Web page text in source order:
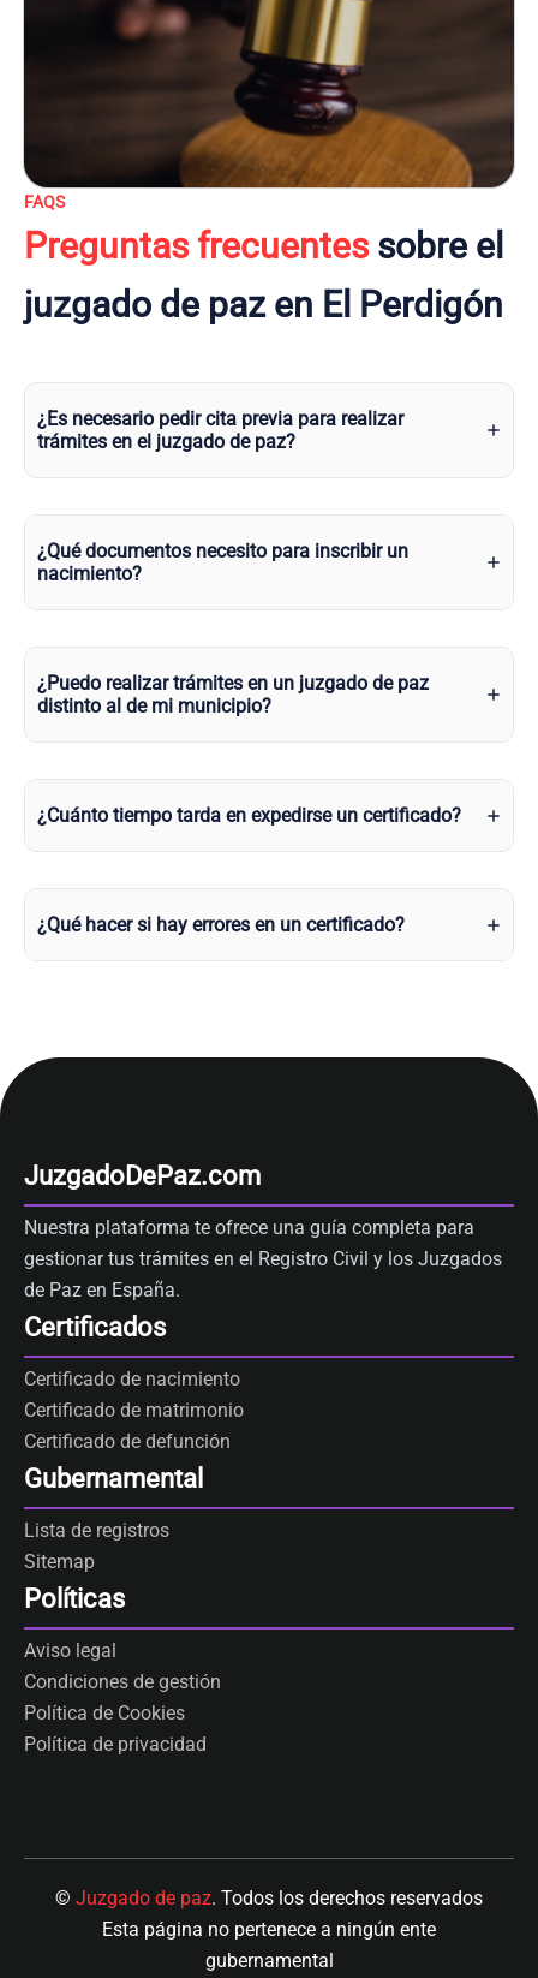
FAQS
Preguntas frecuentessobre el
juzgado de paz en El Perdigón
¿Es necesario pedir cita previa para realizar
trámites en el juzgado de paz?
¿Qué documentos necesito para inscribir un
nacimiento?
¿Puedo realizar trámites en un juzgado de paz
distinto al de mi municipio?
¿Cuánto tiempo tarda en expedirse un certificado?
¿Qué hacer si hay errores en un certificado?
JuzgadoDePaz.com
Nuestra plataforma te ofrece una guía completa para
gestionar tus trámites en el Registro Civil y los Juzgados
de Paz en España.
Certificados
Certificado de nacimiento
Certificado de matrimonio
Certificado de defunción
Gubernamental
Lista de registros
Sitemap
Políticas
Aviso legal
Condiciones de gestión
Política de Cookies
Política de privacidad
© Juzgado de paz. Todos los derechos reservados
Esta página no pertenece a ningún ente
gubernamental